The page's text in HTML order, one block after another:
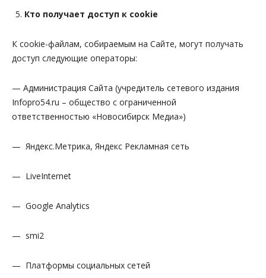
Кто получает доступ к cookie
К cookie-файлам, собираемым на Сайте, могут получать
доступ следующие операторы:
— Администрация Сайта (учредитель сетевого издания
Infopro54.ru – общество с ограниченной
ответственностью «Новосибирск Медиа»)
— Яндекс.Метрика, Яндекс Рекламная сеть
— LiveInternet
— Google Analytics
— smi2
— Платформы социальных сетей